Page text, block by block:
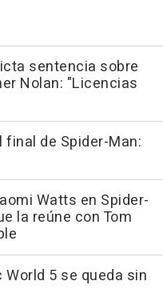
sentencia sobre
Nolan: "Licencias
final de Spider-Man:
Watts en Spider-
la reúne con Tom
5 se queda sin